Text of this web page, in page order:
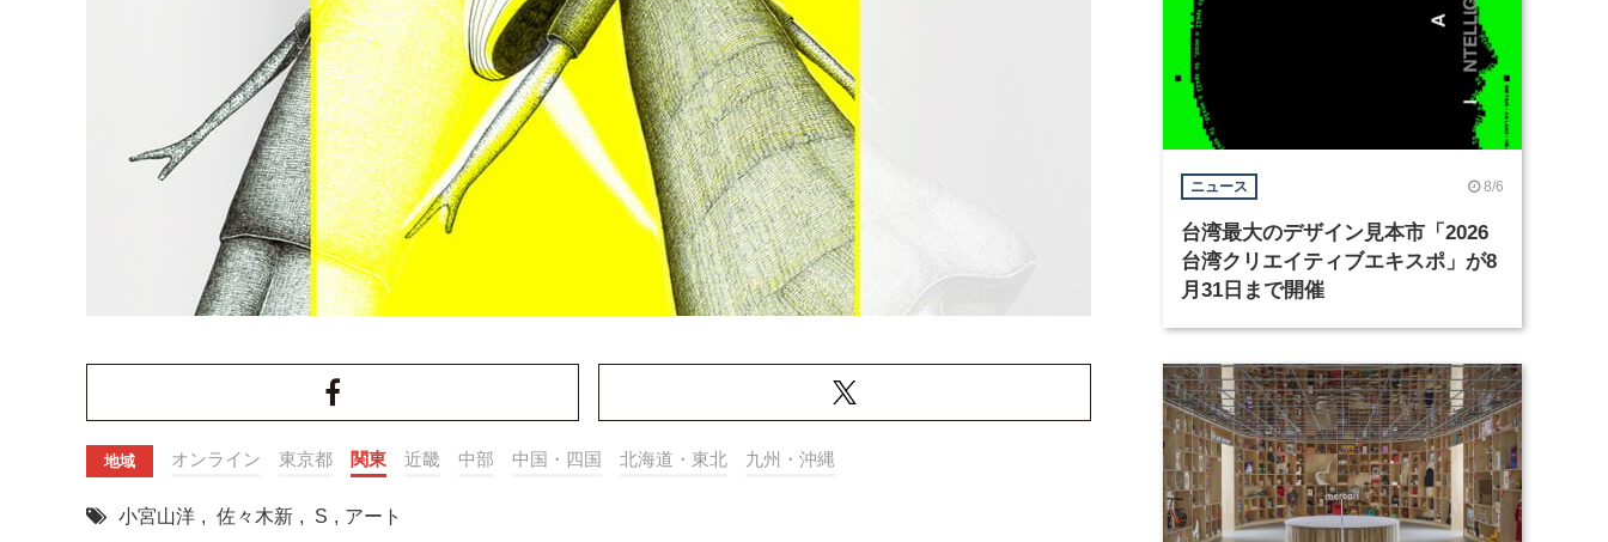
地域 オンライン 東京都 関東 近畿 中部 中国・四国 北海道・東北 九州・沖縄
小宮山洋 , 佐々木新 , S , アート
ニュース 8/6
台湾最大のデザイン見本市「2026
台湾クリエイティブエキスポ」が8
月31日まで開催